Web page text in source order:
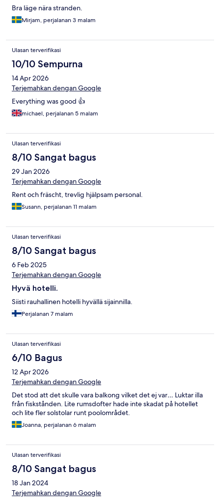
Bra läge nära stranden.
Mirjam, perjalanan 3 malam
Ulasan terverifikasi
10/10 Sempurna
14 Apr 2026
Terjemahkan dengan Google
Everything was good 👍
michael, perjalanan 5 malam
Ulasan terverifikasi
8/10 Sangat bagus
29 Jan 2026
Terjemahkan dengan Google
Rent och fräscht, trevlig hjälpsam personal.
Susann, perjalanan 11 malam
Ulasan terverifikasi
8/10 Sangat bagus
6 Feb 2025
Terjemahkan dengan Google
Hyvä hotelli.
Siisti rauhallinen hotelli hyvällä sijainnilla.
Perjalanan 7 malam
Ulasan terverifikasi
6/10 Bagus
12 Apr 2026
Terjemahkan dengan Google
Det stod att det skulle vara balkong vilket det ej var… Luktar illa
från fiskstånden. Lite rumsdofter hade inte skadat på hotellet
och lite fler solstolar runt poolområdet.
Joanna, perjalanan 6 malam
Ulasan terverifikasi
8/10 Sangat bagus
18 Jan 2024
Terjemahkan dengan Google